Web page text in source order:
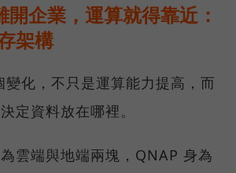
開企業，運算就得靠近：
架構
化，不只是運算能力提高，而
定資料放在哪裡。
雲端與地端兩塊，QNAP 身為